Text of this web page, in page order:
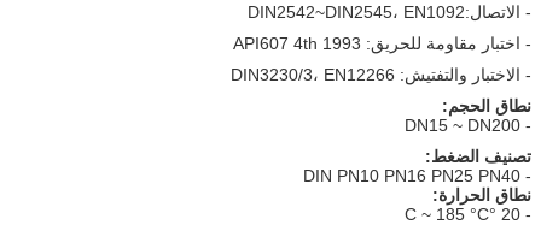
- الاتصال:DIN2542~DIN2545، EN1092
- اختبار مقاومة للحريق: API607 4th 1993
- الاختبار والتفتيش: DIN3230/3، EN12266
نطاق الحجم:
- DN15 ~ DN200
تصنيف الضغط:
- DIN PN10 PN16 PN25 PN40
نطاق الحرارة:
- 20 °C ~ 185 °C